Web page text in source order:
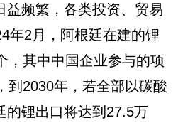
益频繁，各类投资、贸易
年2月，阿根廷在建的锂
，其中中国企业参与的项
到2030年，若全部以碳酸
的锂出口将达到27.5万